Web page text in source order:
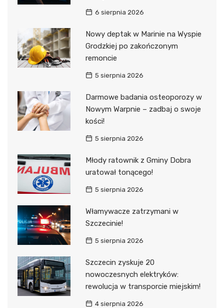
6 sierpnia 2026
Nowy deptak w Marinie na Wyspie
Grodzkiej po zakończonym
remoncie
5 sierpnia 2026
Darmowe badania osteoporozy w
Nowym Warpnie – zadbaj o swoje
kości!
5 sierpnia 2026
Młody ratownik z Gminy Dobra
uratował tonącego!
5 sierpnia 2026
Włamywacze zatrzymani w
Szczecinie!
5 sierpnia 2026
Szczecin zyskuje 20
nowoczesnych elektryków:
rewolucja w transporcie miejskim!
4 sierpnia 2026